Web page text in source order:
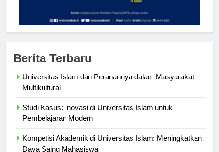
Universitas Islam dan Peranannya dalam Masyarakat
Studi Kasus: Inovasi di Universitas Islam untuk
Kompetisi Akademik di Universitas Islam: Meningkatkan